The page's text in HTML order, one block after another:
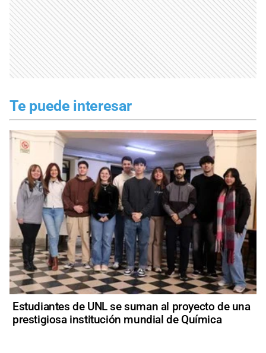
Te puede interesar
Estudiantes de UNL se suman al proyecto de una
prestigiosa institución mundial de Química